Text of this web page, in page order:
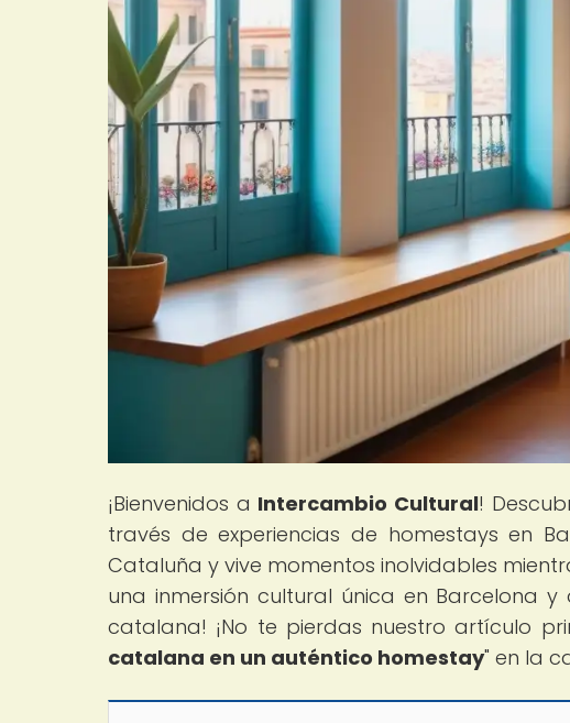
¡Bienvenidos a Intercambio Cultural!
través de experiencias de homestays en
Cataluña y vive momentos inolvidables
una inmersión cultural única en Barcelona
catalana! ¡No te pierdas nuestro artículo
catalana en un auténtico homestay" en la